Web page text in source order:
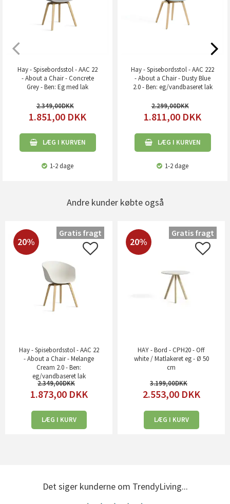
Hay - Spisebordsstol - AAC 22
- About a Chair - Concrete
Grey - Ben: Eg med lak
2.349,00
1.851,00 DKK
LÆG I KURVEN
1-2 dage
Hay - Spisebordsstol - AAC 222
- About a Chair - Dusty Blue
2.0 - Ben: eg/vandbaseret lak
2.299,00
1.811,00 DKK
LÆG I KURVEN
1-2 dage
Andre kunder købte også
20%
Hay - Spisebordsstol - AAC 22
- About a Chair - Melange
Cream 2.0 - Ben:
eg/vandbaseret lak
2.349,00
1.873,00 DKK
LÆG I KURV
Gratis fragt
20%
HAY - Bord - CPH20 - Off
white / Matlakeret eg - Ø 50
cm
3.199,00
2.553,00 DKK
LÆG I KURV
Gratis fragt
Det siger kunderne om TrendyLiving...